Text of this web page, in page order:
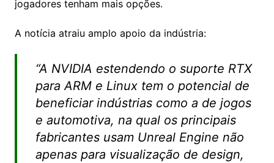
jogadores tenham mais opções.
A notícia atraiu amplo apoio da indústria:
“A NVIDIA estendendo o suporte RTX
para ARM e Linux tem o potencial de
beneficiar indústrias como a de jogos
e automotiva, na qual os principais
fabricantes usam Unreal Engine não
apenas para visualização de design,